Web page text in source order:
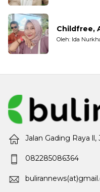
Childfree,
Oleh: Ida
Jalan Gading Raya
082285086364